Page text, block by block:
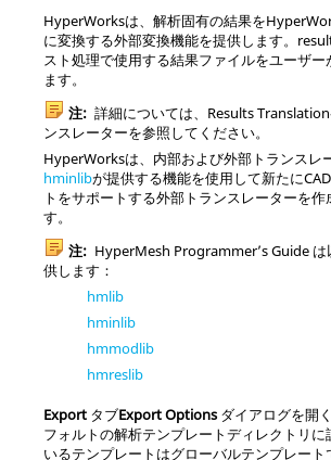
HyperWorksは、解析固有の結果を
に変換する外部変換機能を提供します。
スト処理で使用する結果ファイルをユーザー
ます。
注: 詳細については、Results
ンスレーターを参照してください。
HyperWorksは、内部および外部トランスレ
hminlibが提供する機能を使用して新たに
トをサポートする外部トランスレーターを作
す。
注: HyperMesh Programmer’s Guide
供します：
hmlib
hminlib
hmmodlib
hmreslib
Export タブExport Optionsダイアログを開
フォルトの解析テンプレートディレクトリ
いるテンプレートはグローバルテンプレート